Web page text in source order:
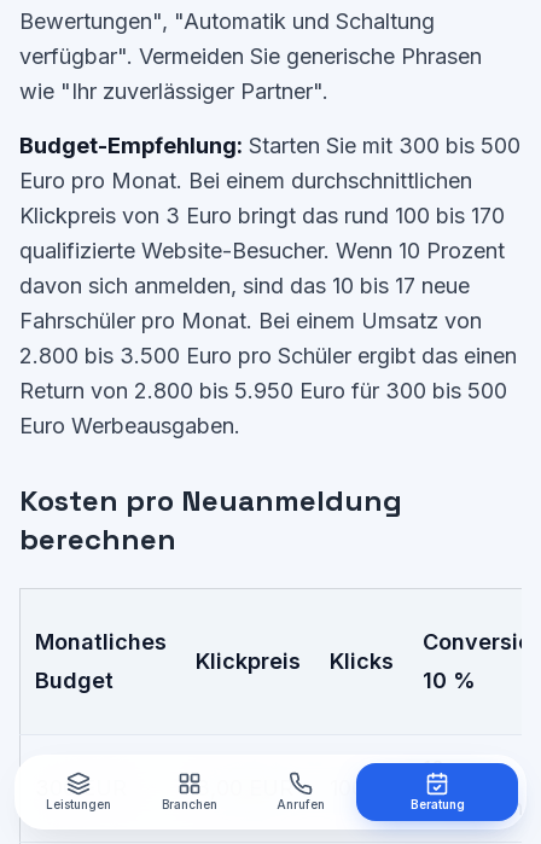
Bewertungen", "Automatik und Schaltung
verfügbar". Vermeiden Sie generische Phrasen
wie "Ihr zuverlässiger Partner".
Budget-Empfehlung: Starten Sie mit 300 bis 500
Euro pro Monat. Bei einem durchschnittlichen
Klickpreis von 3 Euro bringt das rund 100 bis 170
qualifizierte Website-Besucher. Wenn 10 Prozent
davon sich anmelden, sind das 10 bis 17 neue
Fahrschüler pro Monat. Bei einem Umsatz von
2.800 bis 3.500 Euro pro Schüler ergibt das einen
Return von 2.800 bis 5.950 Euro für 300 bis 500
Euro Werbeausgaben.
Kosten pro Neuanmeldung
berechnen
Monatliches
Budget
Klickpreis Klicks
10 %
300 EUR 3,00 EUR 100
10
Leistungen Branchen Anrufen Beratung